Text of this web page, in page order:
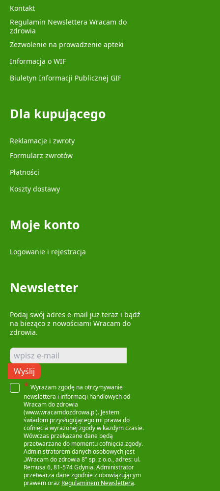
Kontakt
Regulamin Newslettera Wracam do
zdrowia
Zezwolenie na prowadzenie apteki
Informacja o WIF
Biuletyn Informacji Publicznej GIF
Dla kupującego
Reklamacje i zwroty
Formularz zwrotów
Płatności
Koszty dostawy
Moje konto
Logowanie i rejestracja
Newsletter
Podaj swój adres e-mail już teraz i bądź
na bieżąco z nowościami Wracam do
zdrowia.
Wyślij
* Wyrażam zgodę na otrzymywanie
newslettera i informacji handlowych od
Wracam do zdrowia
(www.wracamdozdrowa.pl). Jestem
świadom przysługującego mi prawa do
cofnięcia wyrażonej zgody w każdym czasie.
Wówczas przekazane dane będą
przetwarzane do momentu cofnięcia zgody.
Administratorem danych osobowych jest
„Wracam do zdrowia 8" sp. z o.o., adres: ul.
Remusa 6, 81-574 Gdynia. Administrator
przetwarza dane zgodnie z obowiązującym
prawem oraz Regulaminem Newslettera.